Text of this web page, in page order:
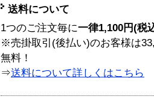
送料について
1つのご注文毎に一律1,100円(税
※売掛取引(後払い)のお客様は
無料！
⇒送料について詳しくはこちら